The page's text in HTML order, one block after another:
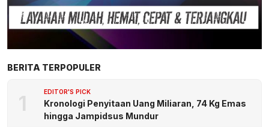
BERITA TERPOPULER
1 EDITOR'S PICK
Kronologi Penyitaan Uang Miliaran, 74 Kg Emas
hingga Jampidsus Mundur